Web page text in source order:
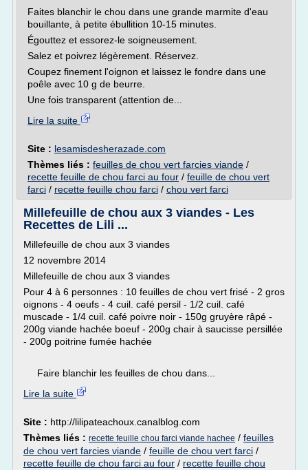
Faites blanchir le chou dans une grande marmite d'eau
bouillante, à petite ébullition 10-15 minutes.
Égouttez et essorez-le soigneusement.
Salez et poivrez légèrement. Réservez.
Coupez finement l'oignon et laissez le fondre dans une
poêle avec 10 g de beurre.
Une fois transparent (attention de...
Lire la suite
Site : lesamisdesherazade.com
Thèmes liés : feuilles de chou vert farcies viande /
recette feuille de chou farci au four / feuille de chou vert
farci / recette feuille chou farci / chou vert farci
Millefeuille de chou aux 3 viandes - Les
Recettes de Lili ...
Millefeuille de chou aux 3 viandes
12 novembre 2014
Millefeuille de chou aux 3 viandes
Pour 4 à 6 personnes : 10 feuilles de chou vert frisé - 2 gros
oignons - 4 oeufs - 4 cuil. café persil - 1/2 cuil. café
muscade - 1/4 cuil. café poivre noir - 150g gruyère râpé -
200g viande hachée boeuf - 200g chair à saucisse persillée
- 200g poitrine fumée hachée
Faire blanchir les feuilles de chou dans...
Lire la suite
Site : http://lilipateachoux.canalblog.com
Thèmes liés : recette feuille chou farci viande hachee / feuilles
de chou vert farcies viande / feuille de chou vert farci /
recette feuille de chou farci au four / recette feuille chou